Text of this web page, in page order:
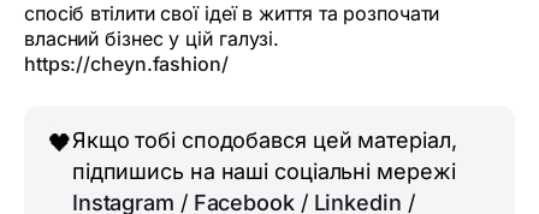
спосіб втілити свої ідеї в життя та розпочати
власний бізнес у цій галузі.
https://cheyn.fashion/
🖤Якщо тобі сподобався цей матеріал,
підпишись на наші соціальні мережі
Instagram / Facebook/ Linkedin /